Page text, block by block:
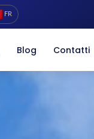
FR
Blog Contatti